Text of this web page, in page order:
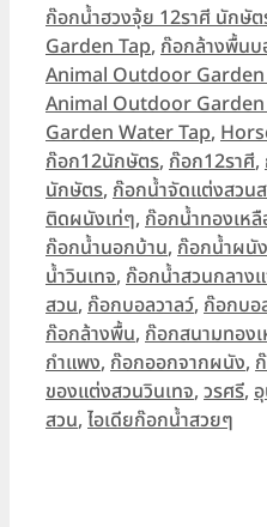
Categories
ก๊อกน้ำฮวงจุ้ย 12ราศี นักษั
Garden Tap, ก๊อกล้างพื้น
Animal Outdoor
Tags
Animal Outdoor
Garden Water Tap,
ก๊อก12นักษัตร, ก๊อก12ราศี,
นักษัตร, ก๊อกน้ำจัดแต่งสวน
ติดผนังเท่ๆ, ก๊อกน้ำทองเหลื
ก๊อกน้ำนอกบ้าน, ก๊อกน้ำผนั
น้ำวินเทจ, ก๊อกน้ำสวนกลาง
สวน, ก๊อกบอลวาลว์, ก๊อกบอ
ก๊อกล้างพื้น, ก๊อกสนามทอง
กำแพง, ก๊อกออกจากผนัง,
ของแต่งสวนวินเทจ, วรศรี,
สวน, ไอเดียก๊อกน้ำสวยๆ